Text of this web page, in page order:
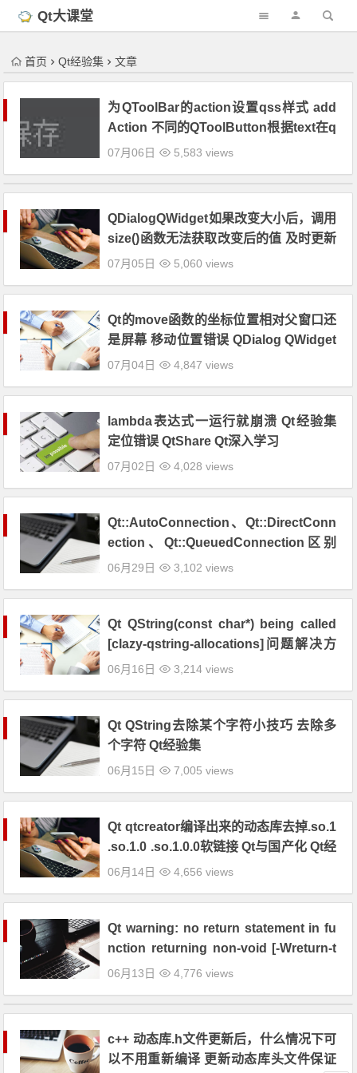
'); })(); Qt大课堂
首页 Qt经验集 文章
为QToolBar的action设置qss样式 add
Action 不同的QToolButton根据text在q
ss中分别设置icon qss为QToolButton
07月06日 5,583 views
QDialogQWidget如果改变大小后，调用
size()函数无法获取改变后的值 及时更新
Qt经验 问题 Qt大课堂 QtShare
07月05日 5,060 views
Qt的move函数的坐标位置相对父窗口还
是屏幕 移动位置错误 QDialog QWidget
Qt坐标系 Qt大课堂 QtShare
07月04日 4,847 views
lambda表达式一运行就崩溃 Qt经验集
定位错误 QtShare Qt深入学习
07月02日 4,028 views
Qt::AutoConnection、Qt::DirectConn
ection、Qt::QueuedConnection区别
比较 Qt经验集 Qt问题 同步 异步 信号槽
06月29日 3,102 views
Qt QString(const char*) being called
[clazy-qstring-allocations]问题解决方
案 Qt经验集
06月16日 3,214 views
Qt QString去除某个字符小技巧 去除多
个字符 Qt经验集
06月15日 7,005 views
Qt qtcreator编译出来的动态库去掉.so.1
.so.1.0 .so.1.0.0软链接 Qt与国产化 Qt经
验集
06月14日 4,656 views
Qt warning: no return statement in fu
nction returning non-void [-Wreturn-t
ype] Qt经验集
06月13日 4,776 views
c++ 动态库.h文件更新后，什么情况下可
以不用重新编译 更新动态库头文件保证